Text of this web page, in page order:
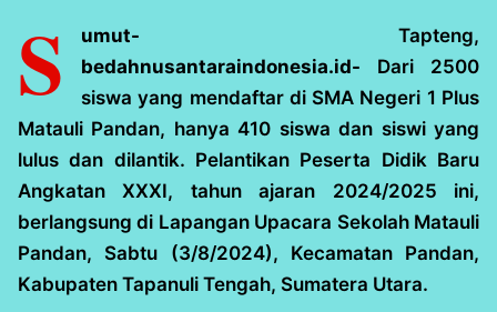
S umut- Tapteng,
bedahnusantaraindonesia.id- Dari 2500
siswa yang mendaftar di SMA Negeri 1 Plus
Matauli Pandan, hanya 410 siswa dan siswi yang
lulus dan dilantik. Pelantikan Peserta Didik Baru
Angkatan XXXI, tahun ajaran 2024/2025 ini,
berlangsung di Lapangan Upacara Sekolah Matauli
Pandan, Sabtu (3/8/2024), Kecamatan Pandan,
Kabupaten Tapanuli Tengah, Sumatera Utara.